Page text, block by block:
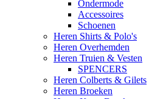
Ondermode
Accessoires
Schoenen
Heren Shirts & Polo's
Heren Overhemden
Heren Truien & Vesten
SPENCERS
Heren Colberts & Gilets
Heren Broeken